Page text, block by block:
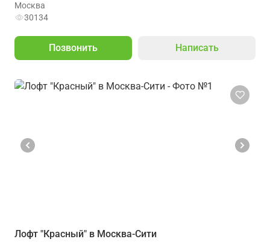
Москва
30134
Позвонить Написать
Лофт "Красный" в Москва-Сити